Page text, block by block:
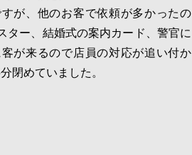
が、他のお客で依頼が多かったの
ター、結婚式の案内カード、警官に
が来るので店員の対応が追い付か
閉めていました。